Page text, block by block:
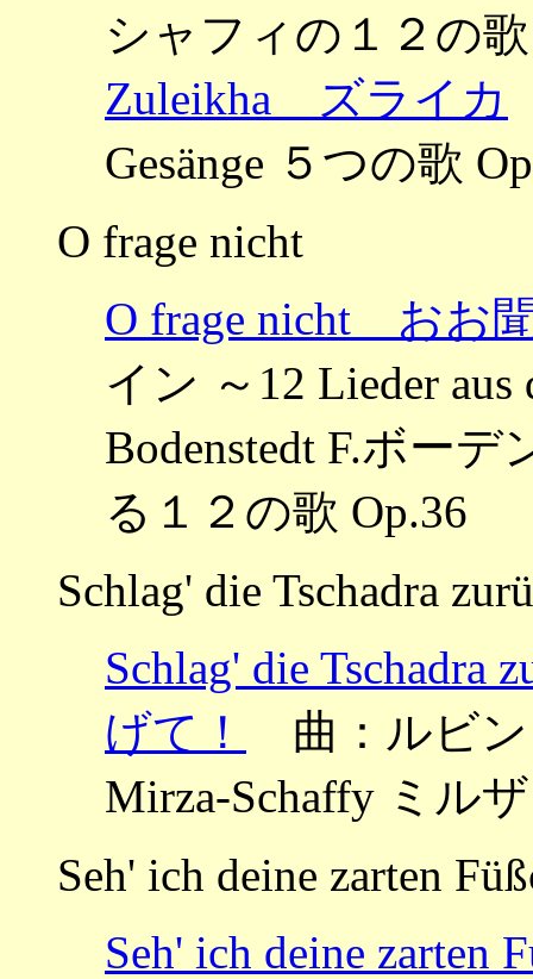
シャフィの１２の
Zuleikha ズライカ
Gesänge ５つの歌
O frage nicht
O frage nicht おお
イン ～12 Lieder aus
Bodenstedt F.ボー
る１２の歌 Op.36
Schlag' die Tschadra
Schlag' die
げて！
曲：ルビン
Mirza-Schaffy ミル
Seh' ich deine zarten
Seh' ich deine